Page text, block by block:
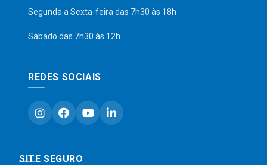
Segunda a Sexta-feira das 7h30 às 18h
Sábado das 7h30 às 12h
REDES SOCIAIS
SITE SEGURO